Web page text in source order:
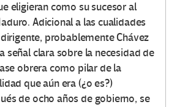
eligieran como su sucesor al
Adicional a las cualidades
probablemente Chávez
señal clara sobre la necesidad de
obrera como pilar de la
que aún era (¿o es?)
de ocho años de gobierno, se